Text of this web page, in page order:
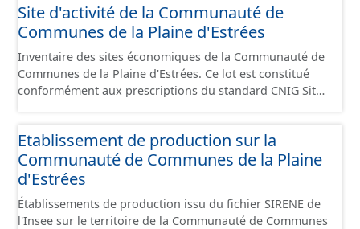
Site d'activité de la Communauté de
Communes de la Plaine d'Estrées
Inventaire des sites économiques de la Communauté de
Communes de la Plaine d'Estrées. Ce lot est constitué
conformément aux prescriptions du standard CNIG Sites
Etablissement de production sur la
Communauté de Communes de la Plaine
d'Estrées
Établissements de production issu du fichier SIRENE de
l'Insee sur le territoire de la Communauté de Communes